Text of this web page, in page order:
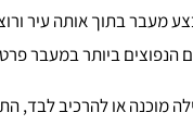
בתוך אותה עיר
מוכנה או להרכיב לבד,